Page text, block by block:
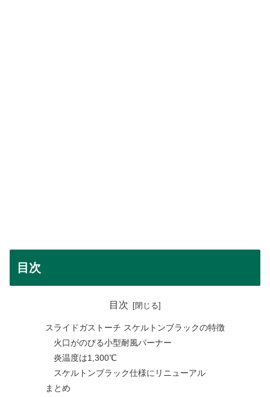
目次
目次
スライドガストーチ スケルトンブラックの特徴
火口がのびる小型耐風バーナー
炎温度は1,300℃
スケルトンブラック仕様にリニューアル
まとめ